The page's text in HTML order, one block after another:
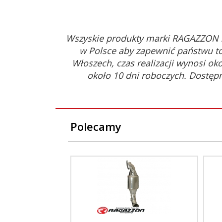
Wszyskie produkty marki
w Polsce aby zapewnić państwu
Włoszech, czas realizacji wynosi
około 10 dni roboczych.
Polecamy